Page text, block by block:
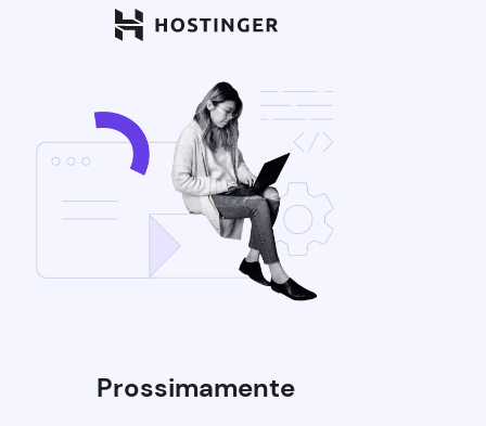
Prossimamente